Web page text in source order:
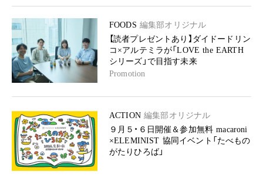
FOODS 編集部オリジナル
【読者プレゼントあり】ダイドードリン
コ×アルテミラが「LOVE the EARTH
シリーズ」で目指す未来
Promotion
ACTION 編集部オリジナル
９月５・６日開催＆参加無料 macaroni
×ELEMINIST 協同イベント「たべもの
がたりひろば」